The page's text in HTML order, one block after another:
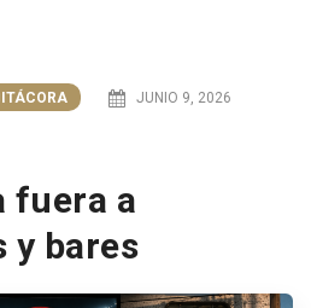
JUNIO 9, 2026
fuera a
y bares